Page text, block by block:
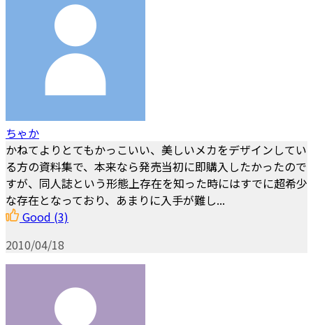
ちゃか
かねてよりとてもかっこいい、美しいメカをデザインしてい
る方の資料集で、本来なら発売当初に即購入したかったので
すが、同人誌という形態上存在を知った時にはすでに超希少
な存在となっており、あまりに入手が難し...
Good (3)
2010/04/18